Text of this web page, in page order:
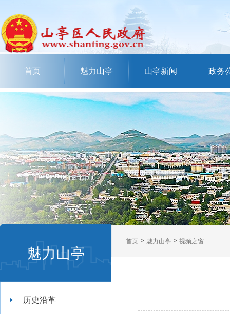
首页 魅力山亭 山亭新闻 政务
魅力山亭
历史沿革
首页 > 魅力山亭 > 视频之窗